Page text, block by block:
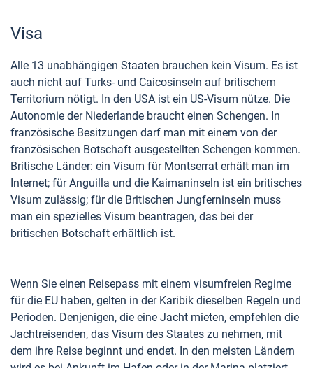
Visa
Alle 13 unabhängigen Staaten brauchen kein Visum. Es ist
auch nicht auf Turks- und Caicosinseln auf britischem
Territorium nötigt. In den USA ist ein US-Visum nütze. Die
Autonomie der Niederlande braucht einen Schengen. In
französische Besitzungen darf man mit einem von der
französischen Botschaft ausgestellten Schengen kommen.
Britische Länder: ein Visum für Montserrat erhält man im
Internet; für Anguilla und die Kaimaninseln ist ein britisches
Visum zulässig; für die Britischen Jungferninseln muss
man ein spezielles Visum beantragen, das bei der
britischen Botschaft erhältlich ist.
Wenn Sie einen Reisepass mit einem visumfreien Regime
für die EU haben, gelten in der Karibik dieselben Regeln und
Perioden. Denjenigen, die eine Jacht mieten, empfehlen die
Jachtreisenden, das Visum des Staates zu nehmen, mit
dem ihre Reise beginnt und endet. In den meisten Ländern